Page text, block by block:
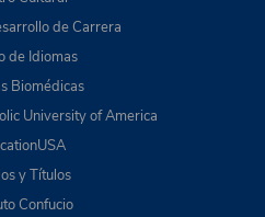
de Carrera
de Idiomas
Biomédicas
University of America
y Títulos
Confucio